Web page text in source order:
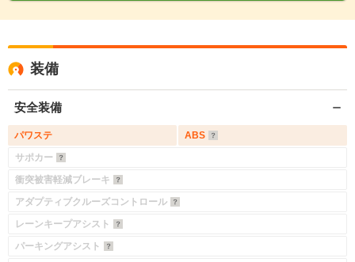
装備
安全装備
パワステ
ABS
サポカー
衝突被害軽減ブレーキ
アダプティブクルーズコントロール
レーンキープアシスト
パーキングアシスト